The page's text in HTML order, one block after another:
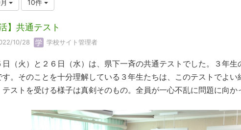
10件
】共通テスト
10/28 学校サイト管理者
日（火）と２６日（水）は、県下一斉の共通テストでした。３年
す。そのことを十分理解している３年生たちは、このテストでよ
テストを受ける様子は真剣そのもの。全員が一心不乱に問題に向